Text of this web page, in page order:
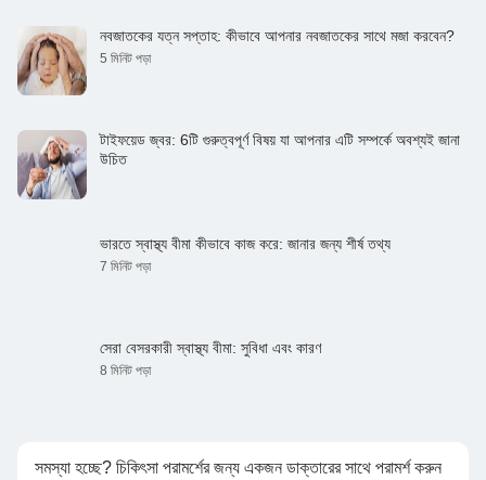
নবজাতকের যত্ন সপ্তাহ: কীভাবে আপনার নবজাতকের সাথে মজা করবেন?
5 মিনিট পড়া
টাইফয়েড জ্বর: 6টি গুরুত্বপূর্ণ বিষয় যা আপনার এটি সম্পর্কে অবশ্যই জানা
উচিত
ভারতে স্বাস্থ্য বীমা কীভাবে কাজ করে: জানার জন্য শীর্ষ তথ্য
7 মিনিট পড়া
সেরা বেসরকারী স্বাস্থ্য বীমা: সুবিধা এবং কারণ
8 মিনিট পড়া
সমস্যা হচ্ছে? চিকিৎসা পরামর্শের জন্য একজন ডাক্তারের সাথে পরামর্শ করুন